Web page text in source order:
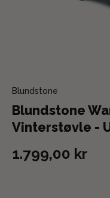
Blundstone
Blundstone
Vinterstøvle -
1.799,00 kr